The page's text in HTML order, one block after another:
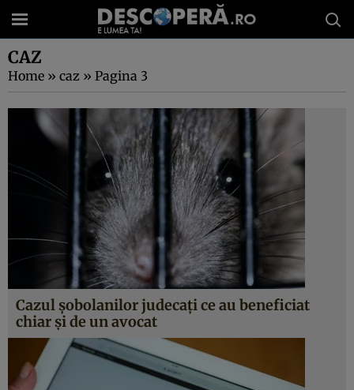
CAZ
Home » caz » Pagina 3
Cazul şobolanilor judecaţi ce au beneficiat
chiar şi de un avocat